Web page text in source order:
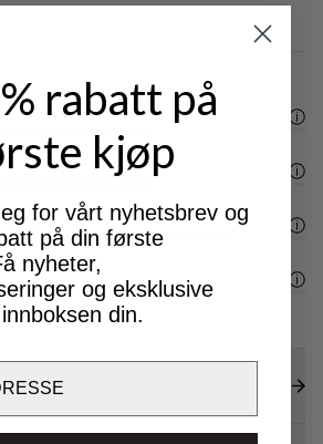
5/6
rabatt på
kjøp
for vårt nyhetsbrev og
på din første
nyheter,
og eksklusive
din.